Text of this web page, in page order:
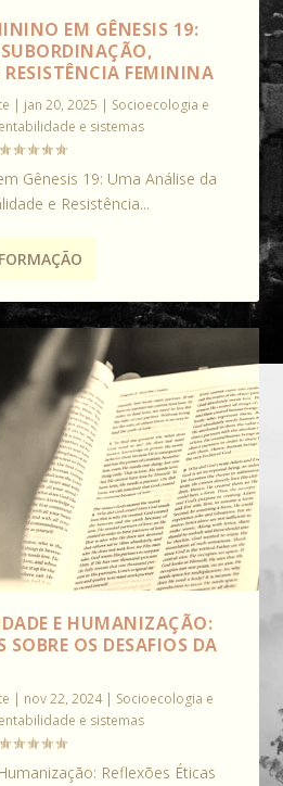
EM GÊNESIS 19:
FEMININA
jan 20, 2025
Socioecologia e
e sistemas
Gênesis 19: Uma Análise da
e Resistência...
E HUMANIZAÇÃO:
SOBRE OS DESAFIOS DA
| nov 22, 2024| Socioecologia e
e sistemas
Reflexões Éticas